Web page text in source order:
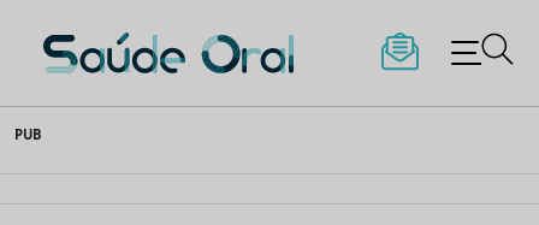
to
content
Saúde Oral
PUB